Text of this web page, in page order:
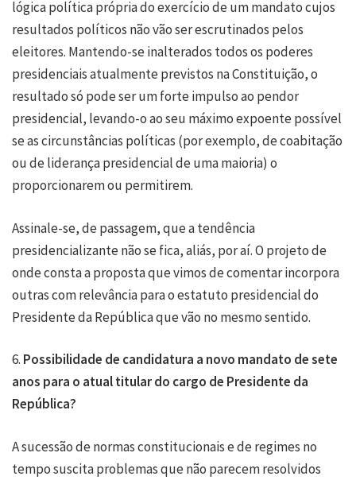
lógica política própria do exercício de um mandato cujos
resultados políticos não vão ser escrutinados pelos
eleitores. Mantendo-se inalterados todos os poderes
presidenciais atualmente previstos na Constituição, o
resultado só pode ser um forte impulso ao pendor
presidencial, levando-o ao seu máximo expoente possível
se as circunstâncias políticas (por exemplo, de coabitação
ou de liderança presidencial de uma maioria) o
proporcionarem ou permitirem.
Assinale-se, de passagem, que a tendência
presidencializante não se fica, aliás, por aí. O projeto de
onde consta a proposta que vimos de comentar incorpora
outras com relevância para o estatuto presidencial do
Presidente da República que vão no mesmo sentido.
6. Possibilidade de candidatura a novo mandato de sete
anos para o atual titular do cargo de Presidente da
República?
A sucessão de normas constitucionais e de regimes no
tempo suscita problemas que não parecem resolvidos